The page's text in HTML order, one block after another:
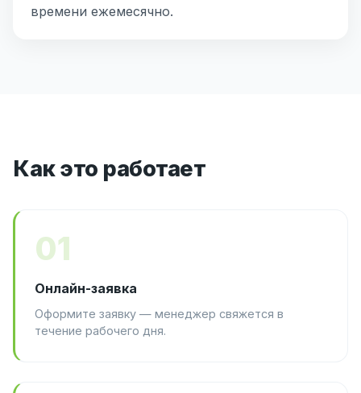
времени ежемесячно.
Как это работает
01
Онлайн-заявка
Оформите заявку — менеджер свяжется в
течение рабочего дня.